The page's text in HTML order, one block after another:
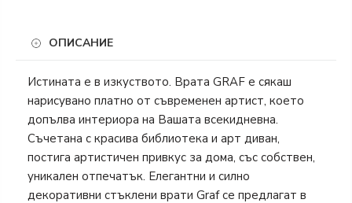
ОПИСАНИЕ
Истината е в изкуството. Врата GRAF е сякаш
нарисувано платно от съвременен артист, което
допълва интериора на Вашата всекидневна.
Съчетана с красива библиотека и арт диван,
постига артистичен привкус за дома, със собствен,
уникален отпечатък. Елегантни и силно
декоративни стъклени врати Graf се предлагат в